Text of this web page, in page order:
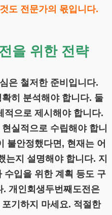
도 전문가의 몫입니다.
을 위한 전략
은 철저한 준비입니다.
히 분석해야 합니다. 둘
적으로 제시해야 합니다.
실적으로 수립해야 합니
불안정했다면, 현재는 어
는지 설명해야 합니다. 지
수입을 위한 계획 등도 구
개인회생두번째도전은
기하지 마세요. 적절한